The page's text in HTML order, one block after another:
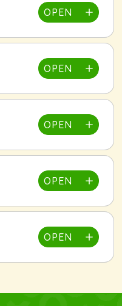
新所沢西口店
渋谷店 新橋店
名古屋金山駅前店
豊岡店
新大阪店
広島福山店